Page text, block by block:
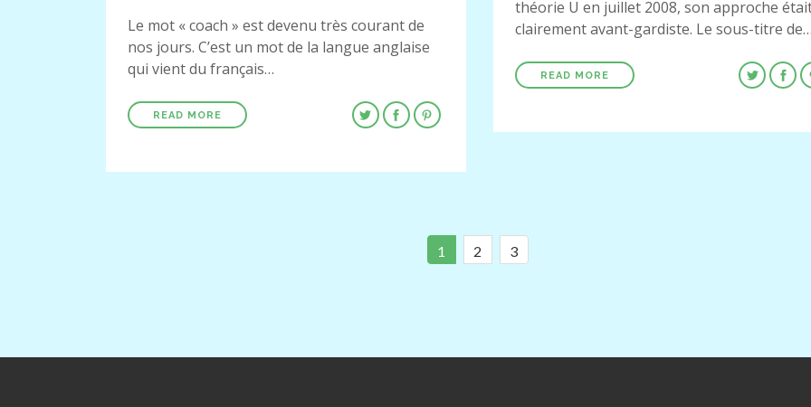
Le mot « coach » est devenu très courant de
nos jours. C’est un mot de la langue anglaise
qui vient du français…
READ MORE
théorie U en juillet 2008, son approche
clairement avant-gardiste. Le sous-titre
READ MORE
1 2 3